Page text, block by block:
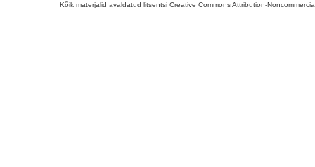
Kõik materjalid avaldatud litsentsi Creative Commons Attribution-